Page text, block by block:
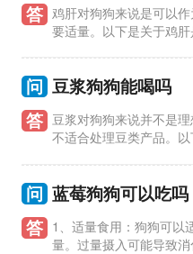
答 鸡肝对狗狗来说是可以
要适量。以下是关于鸡
问 豆浆狗狗能喝吗
答 豆浆对狗狗来说并不是
不适合处理豆类产品。
问 蓝莓狗狗可以吃吗
答 1、适量食用：狗狗可以
量。过量摄入可能导致